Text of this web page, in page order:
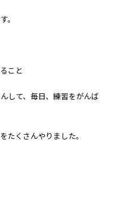
。
こと
して、毎日、練習をがんば
たくさんやりました。